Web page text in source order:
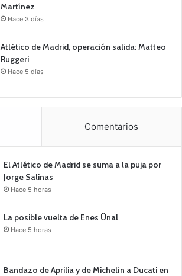
Martínez
Hace 3 días
Atlético de Madrid, operación salida: Matteo
Ruggeri
Hace 5 días
Comentarios
El Atlético de Madrid se suma a la puja por
Jorge Salinas
Hace 5 horas
La posible vuelta de Enes Ünal
Hace 5 horas
Bandazo de Aprilia y de Michelín a Ducati en